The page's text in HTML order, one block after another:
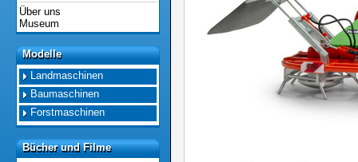
Über uns
Museum
Modelle
Modelle
Landmaschinen
Baumaschinen
Forstmaschinen
Bücher und Filme
Bücher und Filme